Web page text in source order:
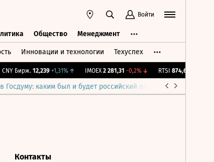
Войти
Общество Менеджмент
Инновации и технологии Техуспех
CNY Бирж. 12,239 +1,31%↑ IMOEX 2 281,31 -0,2%↓ RTSI 874,64
Госдуму: каким был и будет российский парламент
Контакты